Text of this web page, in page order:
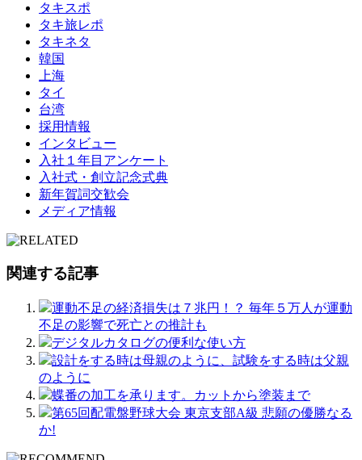
タキスポ
タキ旅レポ
タキネタ
韓国
上海
タイ
台湾
採用情報
インタビュー
入社１年目アンケート
入社式・創立記念式典
新年賀詞交歓会
メディア情報
関連する記事
運動不足の経済損失は７兆円！？ 毎年５万人が運動
不足の影響で死亡との推計も
デジタルカタログの便利な使い方
設計をする時は母親のように、試験をする時は父親
のように
蝶番の加工を承ります。カットから塗装まで
第65回配電盤野球大会 東京支部A級 悲願の優勝なる
か!